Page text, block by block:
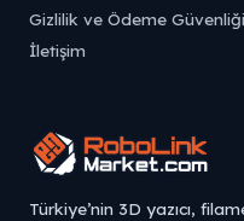
Gizlilik ve Ödeme Güvenliği
İletişim
Türkiye’nin 3D yazıcı,